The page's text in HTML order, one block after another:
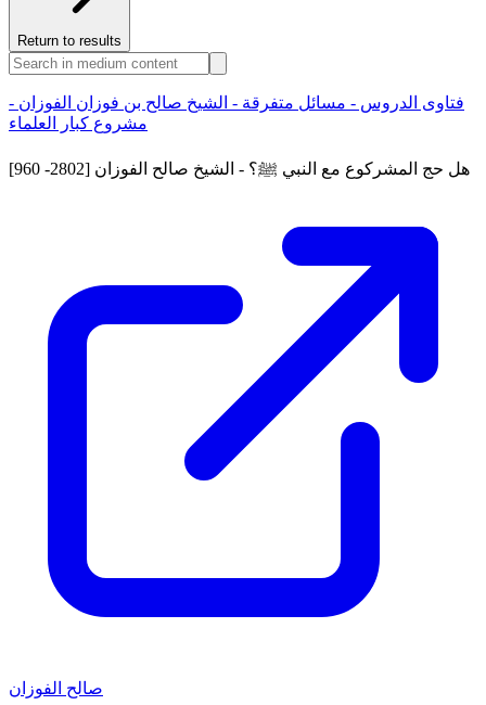
Return to results
فتاوى الدروس - مسائل متفرقة - الشيخ صالح بن فوزان الفوزان -
مشروع كبار العلماء
[960 -2802] هل حج المشركوع مع النبي ﷺ؟ - الشيخ صالح الفوزان
صالح الفوزان